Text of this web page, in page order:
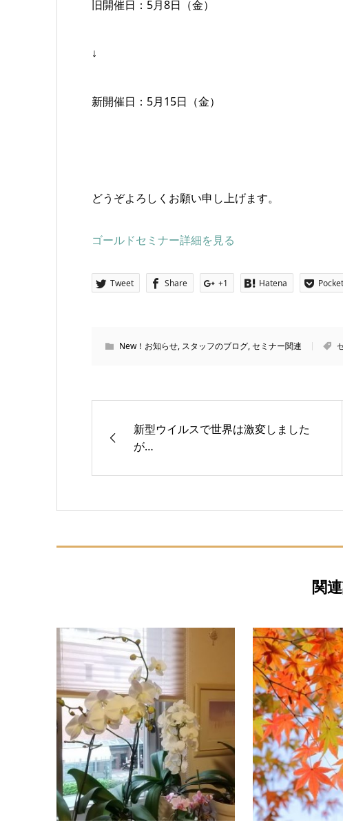
旧開催日：5月8日（金）
↓
新開催日：5月15日（金）
どうぞよろしくお願い申し上げます。
ゴールドセミナー詳細を見る
Tweet Share +1 Hatena Pocket
New！お知らせ, スタッフのブログ,セミナー関連
新型ウイルスで世界は激変しました
が…
関